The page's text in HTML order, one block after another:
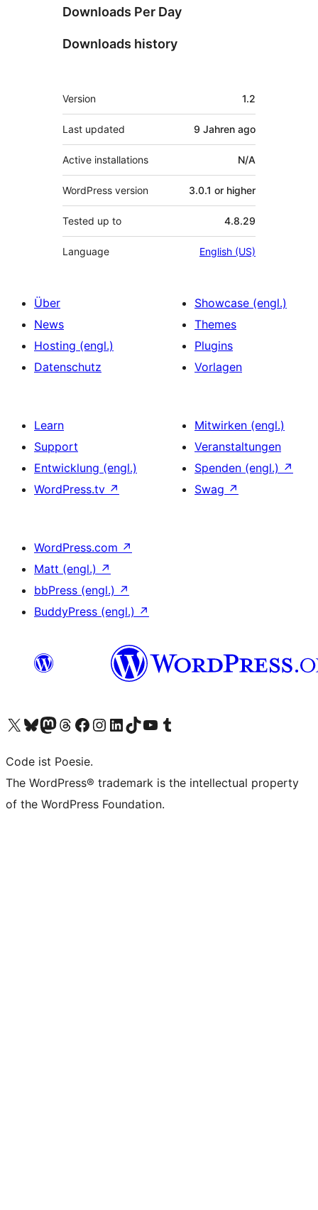
Downloads Per Day
Downloads history
Meta
Version 1.2
Last updated 9 Jahren ago
Active installations N/A
WordPress version 3.0.1 or higher
Tested up to 4.8.29
Language English (US)
Über
News
Hosting (engl.)
Datenschutz
Showcase (engl.)
Themes
Plugins
Vorlagen
Learn
Support
Entwicklung (engl.)
WordPress.tv ↗
Mitwirken (engl.)
Veranstaltungen
Spenden (engl.) ↗
Swag ↗
WordPress.com ↗
Matt (engl.) ↗
bbPress (engl.) ↗
BuddyPress (engl.) ↗
Das X-Konto (früher Twitter) von WordPress.org besuchen
Das Bluesky-Konto von WordPress.org besuchen
Das Mastodon-Konto von WordPress.org besuchen
Das Threads-Konto von WordPress.org besuchen
Die Facebook-Seite von WordPress.org besuchen
Das Instagram-Konto von WordPress.org besuchen
Das LinkedIn-Konto von WordPress.org besuchen
Das TikTok-Konto von WordPress.org besuchen
Den YouTube-Kanal von WordPress.org besuchen
Das Tumblr-Konto von WordPress.org besuchen
Code ist Poesie.
The WordPress® trademark is the intellectual property
of the WordPress Foundation.